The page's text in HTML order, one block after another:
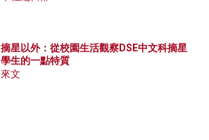
摘星以外：從校園生活觀察DSE中文科摘星
學生的一點特質
來文